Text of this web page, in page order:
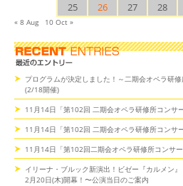
25
26 27 28
« 8 Aug 10 Oct »
プログラムが決定しました！～二期会オペラ研
(2/18開催)
11月14日「第102回 二期会オペラ研修所コンサ
11月14日「第102回 二期会オペラ研修所コンサ
11月14日「第102回二期会オペラ研修所コンサ
イリーナ・ブルック新演出！ビゼー『カルメン
2月20日(木)開幕！〜公演当日のご案内